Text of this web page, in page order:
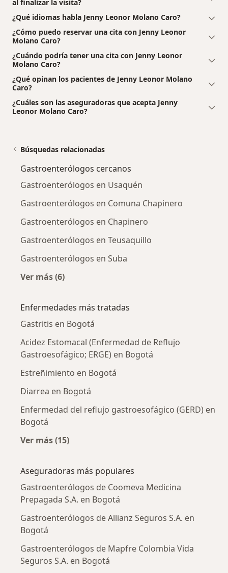
al finalizar la visita?
¿Qué idiomas habla Jenny Leonor Molano Caro?
¿Cómo puedo reservar una cita con Jenny Leonor
Molano Caro?
¿Cuándo podría tener una cita con Jenny Leonor
Molano Caro?
¿Qué opinan los pacientes de Jenny Leonor Molano
Caro?
¿Cuáles son las aseguradoras que acepta Jenny
Leonor Molano Caro?
Búsquedas relacionadas
Gastroenterólogos cercanos
Gastroenterólogos en Usaquén
Gastroenterólogos en Comuna Chapinero
Gastroenterólogos en Chapinero
Gastroenterólogos en Teusaquillo
Gastroenterólogos en Suba
Ver más (6)
Enfermedades más tratadas
Gastritis en Bogotá
Acidez Estomacal (Enfermedad de Reflujo
Gastroesofágico; ERGE) en Bogotá
Estreñimiento en Bogotá
Diarrea en Bogotá
Enfermedad del reflujo gastroesofágico (GERD) en
Bogotá
Ver más (15)
Aseguradoras más populares
Gastroenterólogos de Coomeva Medicina
Prepagada S.A. en Bogotá
Gastroenterólogos de Allianz Seguros S.A. en
Bogotá
Gastroenterólogos de Mapfre Colombia Vida
Seguros S.A. en Bogotá